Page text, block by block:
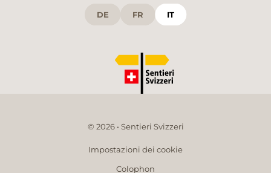
DE FR IT
© 2026 • Sentieri Svizzeri
Impostazioni dei cookie
Colophon